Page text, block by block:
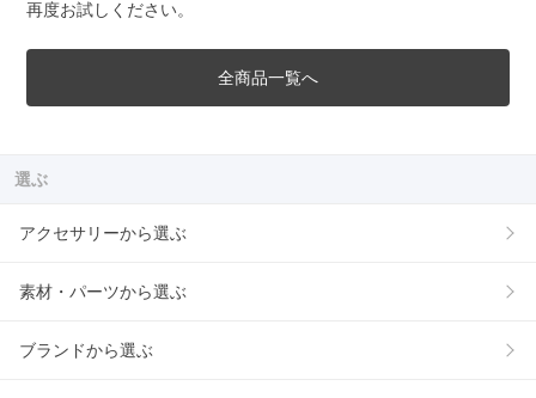
再度お試しください。
全商品一覧へ
選ぶ
アクセサリーから選ぶ
素材・パーツから選ぶ
ブランドから選ぶ